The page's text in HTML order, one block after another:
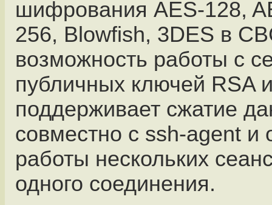
шифрования AES-128,
256, Blowfish, 3DES в
возможность работы с
публичных ключей RSA
поддерживает сжатие
совместно с ssh-agent и
работы нескольких
одного соединения.